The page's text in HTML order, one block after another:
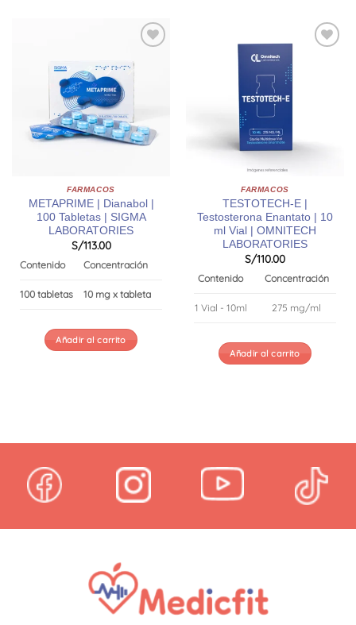
FARMACOS
METAPRIME | Dianabol |
100 Tabletas | SIGMA
LABORATORIES
S/113.00
Contenido Concentración
100 tabletas 10 mg x tableta
Añadir al carrito
FARMACOS
TESTOTECH-E |
Testosterona Enantato | 10
ml Vial | OMNITECH
LABORATORIES
S/110.00
Contenido Concentración
1 Vial - 10ml 275 mg/ml
Añadir al carrito